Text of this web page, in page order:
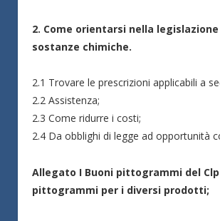
2. Come orientarsi nella legislazione
sostanze chimiche.
2.1 Trovare le prescrizioni applicabili a
2.2 Assistenza;
2.3 Come ridurre i costi;
2.4 Da obblighi di legge ad opportunità
Allegato I Buoni pittogrammi del
pittogrammi per i diversi prodotti;